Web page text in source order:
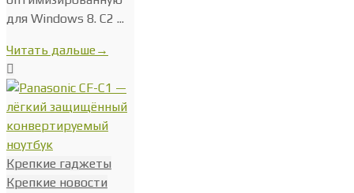
для Windows 8. C2 ...
Читать дальше→
Крепкие гаджеты
Крепкие новости